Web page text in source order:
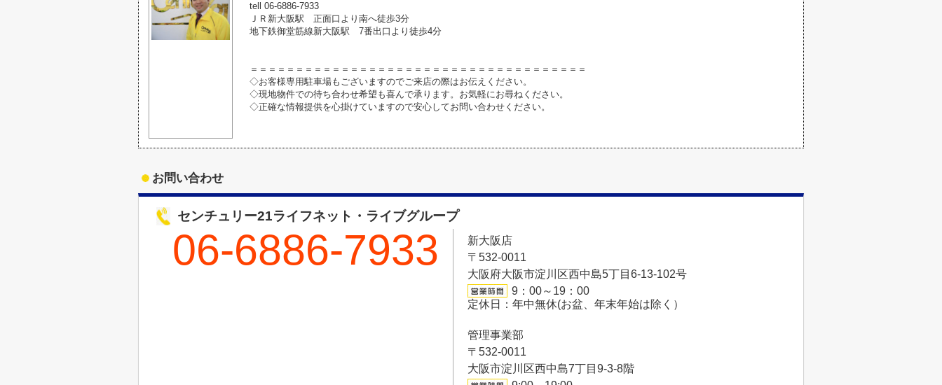
tell 06-6886-7933
ＪＲ新大阪駅 正面口より南へ徒歩3分
地下鉄御堂筋線新大阪駅 7番出口より徒歩4分
＝＝＝＝＝＝＝＝＝＝＝＝＝＝＝＝＝＝＝＝＝＝＝＝＝＝＝＝＝＝＝＝＝＝＝＝＝
◇お客様専用駐車場もございますのでご来店の際はお伝えください。
◇現地物件での待ち合わせ希望も喜んで承ります。お気軽にお尋ねください。
◇正確な情報提供を心掛けていますので安心してお問い合わせください。
お問い合わせ
センチュリー21ライフネット・ライブグループ
06-6886-7933
新大阪店
〒532-0011
大阪府大阪市淀川区西中島5丁目6-13-102号
9：00～19：00
定休日：年中無休(お盆、年末年始は除く）
管理事業部
〒532-0011
大阪市淀川区西中島7丁目9-3-8階